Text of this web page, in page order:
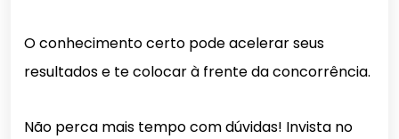
O conhecimento certo pode acelerar seus
resultados e te colocar à frente da concorrência.
Não perca mais tempo com dúvidas! Invista no